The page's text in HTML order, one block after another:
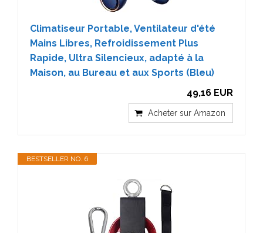
Climatiseur Portable, Ventilateur d'été
Mains Libres, Refroidissement Plus
Rapide, Ultra Silencieux, adapté à la
Maison, au Bureau et aux Sports (Bleu)
49,16 EUR
Acheter sur Amazon
BESTSELLER NO. 6